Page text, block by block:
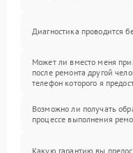
Диагностика проводится
Может ли вместо меня
после ремонта другой
телефон которого я
Возможно ли получать
процессе выполнения
Какую гарантию вы